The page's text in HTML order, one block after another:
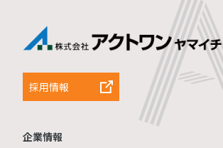
採用情報
企業情報